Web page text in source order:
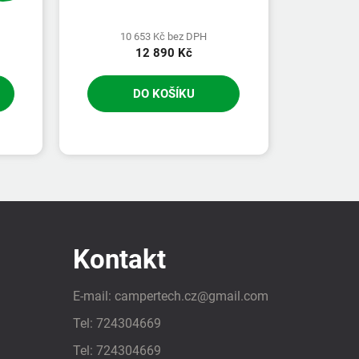
10 653 Kč bez DPH
12 890 Kč
DO KOŠÍKU
Kontakt
E-mail: campertech.cz@gmail.com
Tel: 724304669
Tel: 724304669